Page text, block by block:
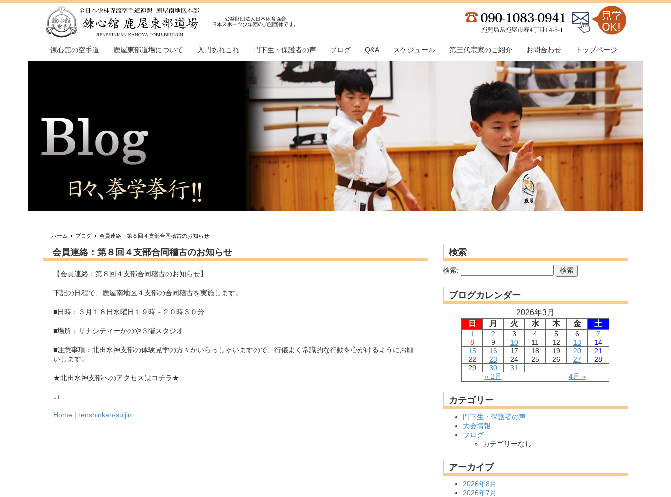
錬心舘の空手道 鹿屋東部道場について 入門あれこれ 門下生・保護者の声 ブログ Q&A スケジュール 第三代宗家のご紹介 お問合わせ トップページ
ホーム ブログ 会員連絡：第８回４支部合同稽古のお知らせ
会員連絡：第８回４支部合同稽古のお知らせ
【会員連絡：第８回４支部合同稽古のお知らせ】
下記の日程で、鹿屋南地区４支部の合同稽古を実施します。
■日時：３月１８日水曜日１９時～２０時３０分
■場所：リナシティーかのや３階スタジオ
■注意事項：北田水神支部の体験見学の方々がいらっしゃいますので、行儀よく常識的な行動を心がけるようにお願
いします。
★北田水神支部へのアクセスはコチラ★
↓↓
Home | renshinkan-suijin
検索
検索:
ブログカレンダー
2026年3月
日
月 火 水 木 金 土
« 2月 4月 »
1 2 3 4 5 6
7
8
9 10 11 12 13
14
15
16 17 18 19 20
21
22
23 24 25 26 27
28
29
30 31
カテゴリー
門下生・保護者の声
大会情報
ブログ
カテゴリーなし
アーカイブ
2026年8月
2026年7月